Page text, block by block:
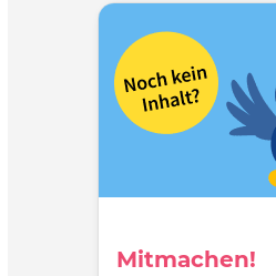
Mitmachen!